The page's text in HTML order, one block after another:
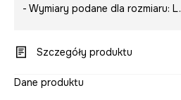
- Wymiary podane dla rozmiaru: L.
Szczegóły produktu
Dane produktu